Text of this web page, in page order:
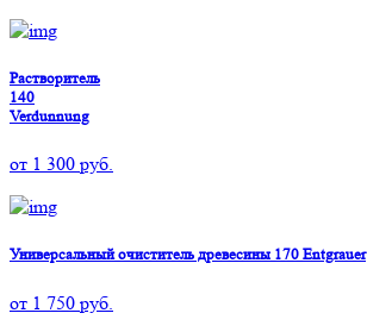
Растворитель
140
Verdunnung
от 1 300 руб.
Универсальный очиститель древесины 170 Entgrauer
от 1 750 руб.